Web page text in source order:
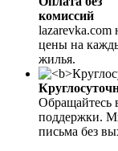
комиссий
lazarevka.com
цены на
жилья.
Обращайтесь
поддержки.
письма без